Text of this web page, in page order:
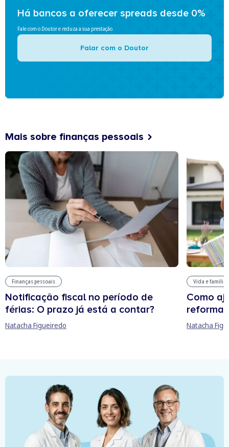
Há bancos a oferecer spreads desde 0%
Fale com o Doutor e reduza a sua prestação
Falar com o Doutor
Mais sobre finanças pessoais
Finanças pessoais
Notificação fiscal no período de
férias: O prazo já está a contar?
Natacha Figueiredo
Vida e família
Como
reforma
Natacha